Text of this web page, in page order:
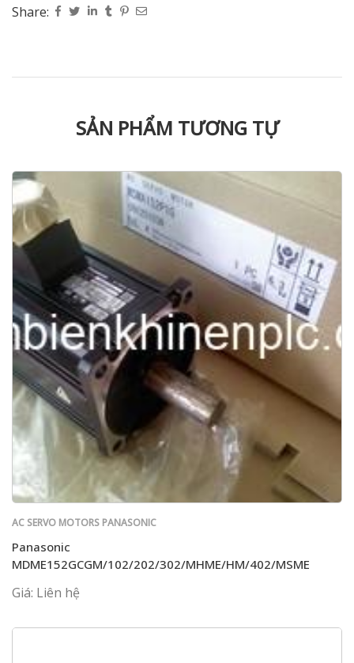
Share:
SẢN PHẨM TƯƠNG TỰ
AC SERVO MOTORS PANASONIC
Panasonic
MDME152GCGM/102/202/302/MHME/HM/402/MSME
Giá: Liên hệ